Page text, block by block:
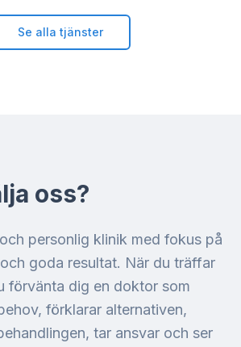
Se alla tjänster
oss?
personlig klinik med fokus på
goda resultat. När du träffar
förvänta dig en doktor som
förklarar alternativen,
tar ansvar och ser